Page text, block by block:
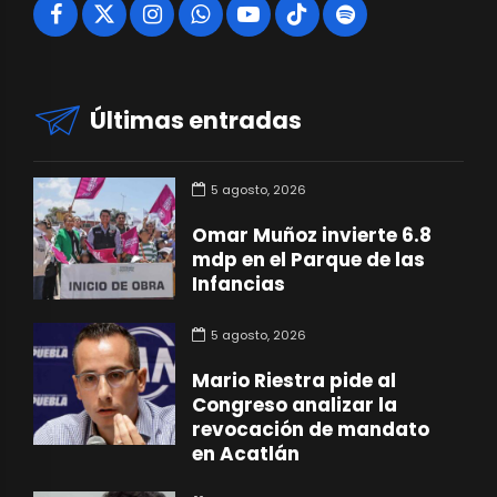
Últimas entradas
5 agosto, 2026
Omar Muñoz invierte 6.8
mdp en el Parque de las
Infancias
5 agosto, 2026
Mario Riestra pide al
Congreso analizar la
revocación de mandato
en Acatlán